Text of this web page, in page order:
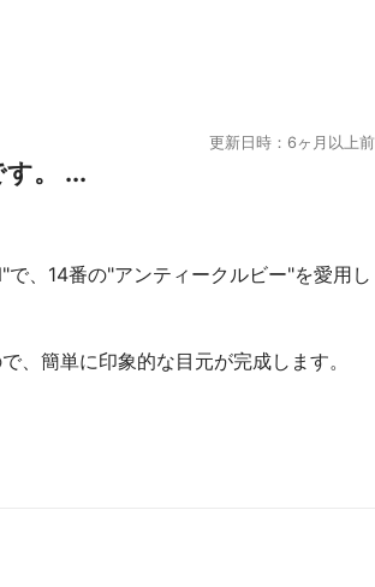
更新日時：6ヶ月以上前
。 ...
、14番の"アンティークルビー"を愛用し
、簡単に印象的な目元が完成します。